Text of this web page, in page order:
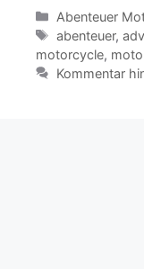
c
e
b
itt
er
Kategorien
Abenteuer
Schlagwörter
abenteuer,
motorcycle,
Kommentar